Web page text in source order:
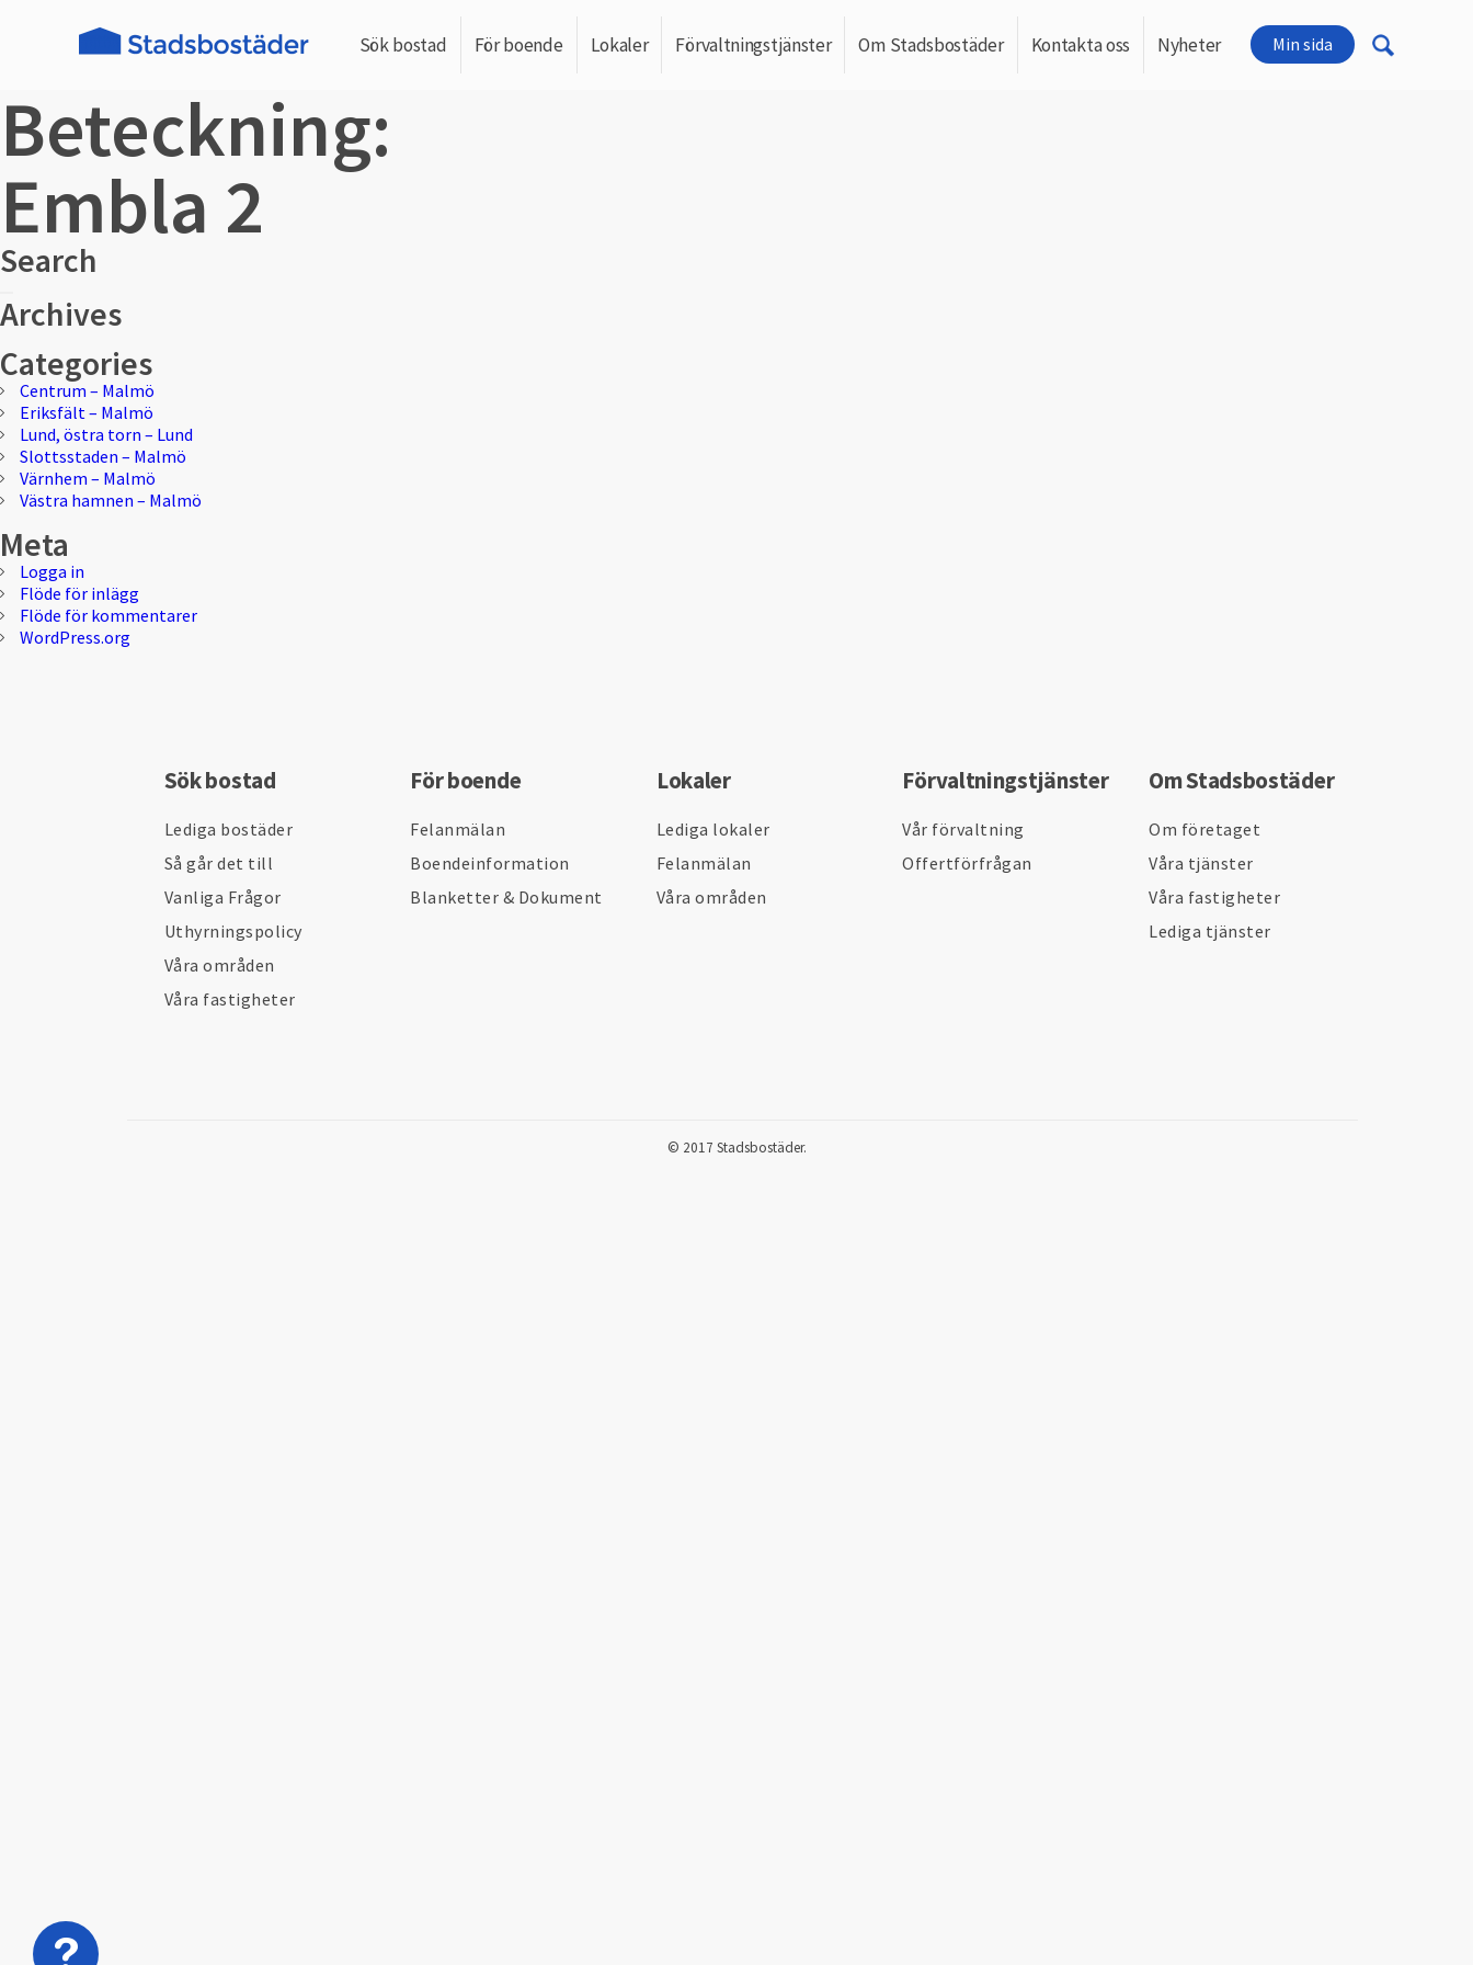
Sök bostad För boende Lokaler Förvaltningstjänster Om Stadsbostäder Kontakta oss Nyheter Min sida
Beteckning:
Embla 2
Search
efter:
Sök
Archives
Categories
Centrum – Malmö
Eriksfält – Malmö
Lund, östra torn – Lund
Slottsstaden – Malmö
Värnhem – Malmö
Västra hamnen – Malmö
Meta
Logga in
Flöde för inlägg
Flöde för kommentarer
WordPress.org
Sök bostad
Lediga bostäder
Så går det till
Vanliga Frågor
Uthyrningspolicy
Våra områden
Våra fastigheter
För boende
Felanmälan
Boendeinformation
Blanketter & Dokument
Lokaler
Lediga lokaler
Felanmälan
Våra områden
Förvaltningstjänster
Vår förvaltning
Offertförfrågan
Om Stadsbostäder
Om företaget
Våra tjänster
Våra fastigheter
Lediga tjänster
© 2017 Stadsbostäder.